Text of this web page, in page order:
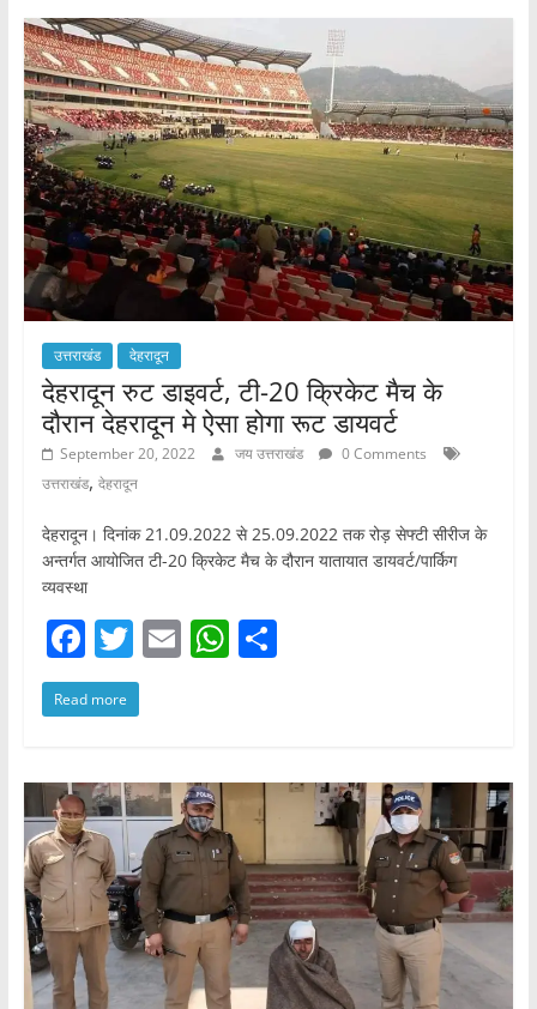
b
o
o
k
A
p
p
उत्तराखंड देहरादून
देहरादून रुट डाइवर्ट, टी-20 क्रिकेट मैच के
दौरान देहरादून मे ऐसा होगा रूट डायवर्ट
September 20, 2022 जय उत्तराखंड
0 Comments
उत्तराखंड, देहरादून
देहरादून। दिनांक 21.09.2022 से 25.09.2022 तक रोड़ सेफ्टी सीरीज के
अन्तर्गत आयोजित टी-20 क्रिकेट मैच के दौरान यातायात डायवर्ट/पार्किग
व्यवस्था
F
a
c
b
o
o
k
T
w
itt
E W
A
p
p
S
Read more